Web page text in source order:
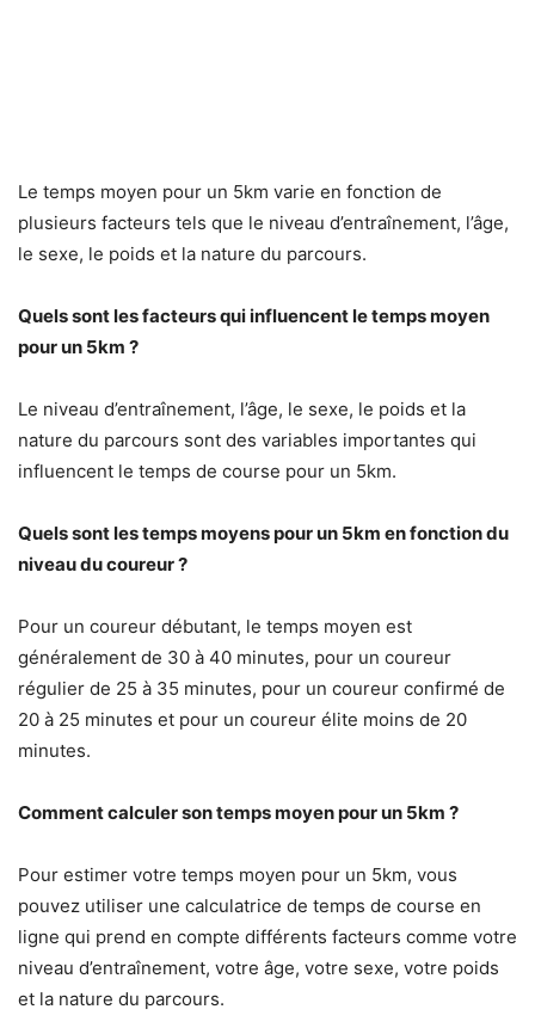
Le temps moyen pour un 5km varie en fonction de
plusieurs facteurs tels que le niveau d’entraînement, l’âge,
le sexe, le poids et la nature du parcours.
Quels sont les facteurs qui influencent le temps moyen
pour un 5km ?
Le niveau d’entraînement, l’âge, le sexe, le poids et la
nature du parcours sont des variables importantes qui
influencent le temps de course pour un 5km.
Quels sont les temps moyens pour un 5km en fonction du
niveau du coureur ?
Pour un coureur débutant, le temps moyen est
généralement de 30 à 40 minutes, pour un coureur
régulier de 25 à 35 minutes, pour un coureur confirmé de
20 à 25 minutes et pour un coureur élite moins de 20
minutes.
Comment calculer son temps moyen pour un 5km ?
Pour estimer votre temps moyen pour un 5km, vous
pouvez utiliser une calculatrice de temps de course en
ligne qui prend en compte différents facteurs comme votre
niveau d’entraînement, votre âge, votre sexe, votre poids
et la nature du parcours.